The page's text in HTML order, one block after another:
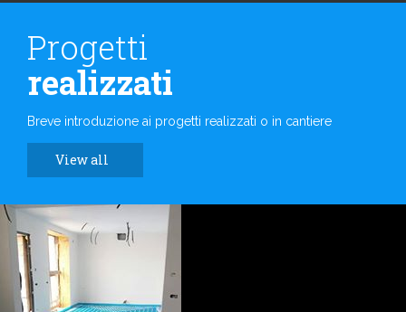
Progetti
realizzati
Breve introduzione ai progetti realizzati o in cantiere
View all